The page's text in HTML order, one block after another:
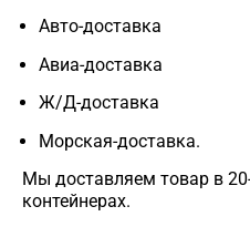
Авто-доставка
Авиа-доставка
Ж/Д-доставка
Морская-доставка.
Мы доставляем товар в
контейнерах.